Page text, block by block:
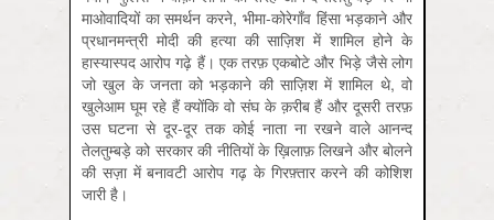
माओवादियों का समर्थन करने, भीमा-कोरेगाँव हिंसा भड़काने और
प्रधानमन्त्री मोदी की हत्या की साज़िश में शामिल होने के
हास्यास्पद आरोप गढ़े हैं। एक तरफ़ एकबोटे और भिड़े जैसे लोग
जो खुल के जनता को भड़काने की साज़िश में शामिल थे, वो
खुलेआम घूम रहे हैं क्योंकि वो संघ के क़रीब हैं और दूसरी तरफ़
उस घटना से दूर-दूर तक कोई नाता ना रखने वाले आनन्द
तेलतुम्बड़े को सरकार की नीतियों के ख़िलाफ़ लिखने और बोलने
की सज़ा में बनावटी आरोप गढ़ के गिरफ़्तार करने की कोशिश
जारी है।